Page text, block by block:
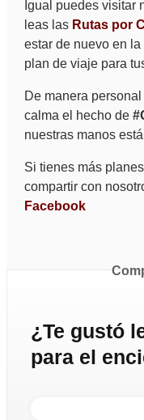
Igual puedes visitar
leas las Rutas por
estar de nuevo en
plan de viaje para
De manera
calma el hecho de
nuestras manos
Si tienes más
compartir con
Facebook
¿Te gustó
para el